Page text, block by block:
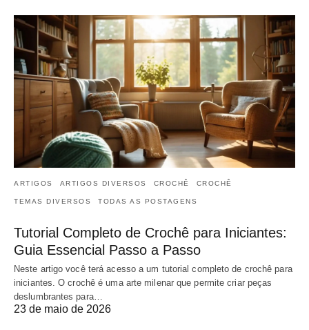
ARTIGOS ARTIGOS DIVERSOS CROCHÊ CROCHÊ
TEMAS DIVERSOS TODAS AS POSTAGENS
Tutorial Completo de Crochê para Iniciantes:
Guia Essencial Passo a Passo
Neste artigo você terá acesso a um tutorial completo de crochê para
iniciantes. O crochê é uma arte milenar que permite criar peças
deslumbrantes para…
23 de maio de 2026